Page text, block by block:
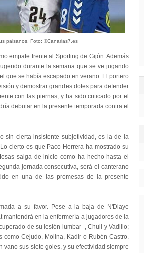
paisanos. Foto: ©Canarias7.es
empate frente al Sporting de Gijón. Además
durante la semana que se ve jugando
que se había escapado en verano. El portero
y demostrar grandes dotes para defender
con las piernas, y ha sido criticado por el
debutar en la presente temporada contra el
sin cierta insistente subjetividad, es la de la
cierto es que Paco Herrera ha mostrado su
salga de inicio como ha hecho hasta el
jornada consecutiva, será el canterano
en una de las promesas de la presente
a su favor. Pese a la baja de N'Diaye
mantendrá en la enfermería a jugadores de la
de su lesión lumbar- , Chuli y Vadillo;
Cejudo, Molina, Kadir o Rubén Castro.
vano sus siete goles, y su efectividad siempre